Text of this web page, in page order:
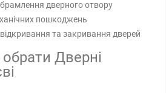
дверного отвору
пошкоджень
та закривання дверей
Дверні